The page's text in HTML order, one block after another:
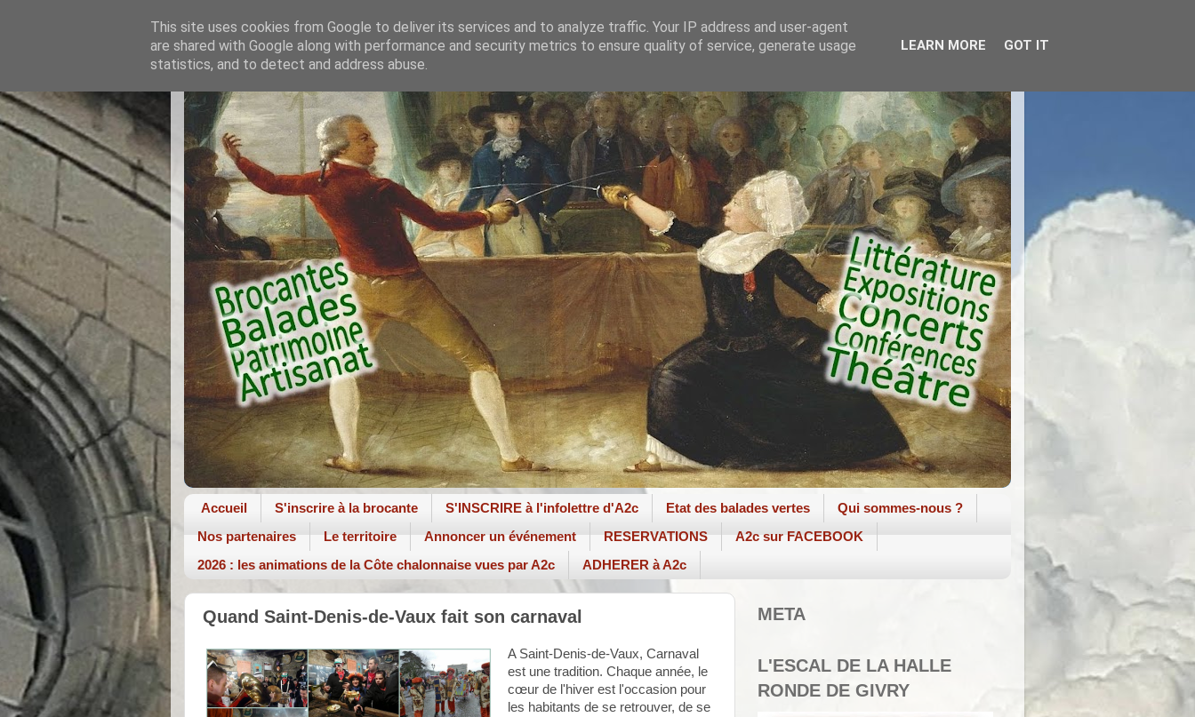
Accueil S'inscrire à la brocante S'INSCRIRE à l'infolettre d'A2c Etat des balades vertes
Qui sommes-nous ?
Nos partenaires
Le territoire Annoncer un événement RESERVATIONS
A2c sur FACEBOOK
2026 : les animations de la Côte chalonnaise vues par A2c
ADHERER à A2c
Quand Saint-Denis-de-Vaux fait son carnaval
A Saint-Denis-de-Vaux, Carnaval
est une tradition. Chaque année, le
cœur de l'hiver est l'occasion pour
les habitants de se retrouver, de se
META
L'ESCAL DE LA HALLE
RONDE DE GIVRY
This site uses cookies from Google to deliver its services and to analyze traffic. Your IP address and user-agent
are shared with Google along with performance and security metrics to ensure quality of service, generate usage
statistics, and to detect and address abuse.
LEARN MORE GOT IT